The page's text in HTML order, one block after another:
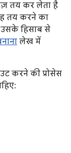
तय कर लेता है
तय करने का
हिसाब से
लेख में
करने की प्रोसेस